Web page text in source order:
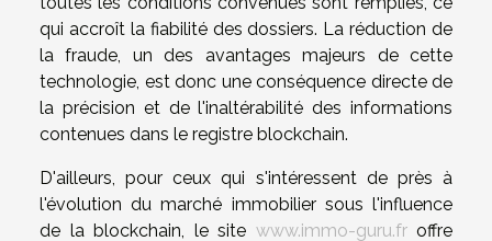
qui accroît la fiabilité des dossiers. La réduction de
la fraude, un des avantages majeurs de cette
technologie, est donc une conséquence directe de
la précision et de l'inaltérabilité des informations
contenues dans le registre blockchain.
D'ailleurs, pour ceux qui s'intéressent de près à
l'évolution du marché immobilier sous l'influence
de la blockchain, le site www.immo-guru.froffre